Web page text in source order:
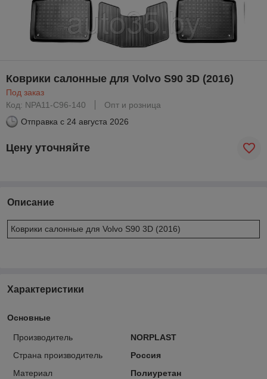
Коврики салонные для Volvo S90 3D (2016)
Под заказ
Код: NPA11-C96-140
Опт и розница
Отправка с 24 августа 2026
Цену уточняйте
Описание
Коврики салонные для Volvo S90 3D (2016)
Характеристики
Основные
Производитель
NORPLAST
Страна производитель
Россия
Материал
Полиуретан